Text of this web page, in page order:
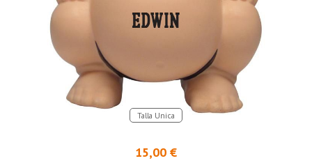
Talla Unica
15,00 €